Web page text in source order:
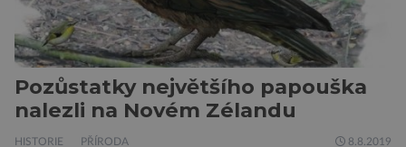
Pozůstatky největšího papouška
nalezli na Novém Zélandu
HISTORIE PŘÍRODA 8.8.2019